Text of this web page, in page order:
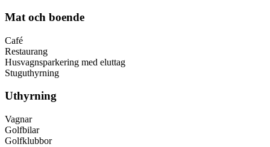
Mat och boende
Café
Restaurang
Husvagnsparkering med eluttag
Stuguthyrning
Uthyrning
Vagnar
Golfbilar
Golfklubbor